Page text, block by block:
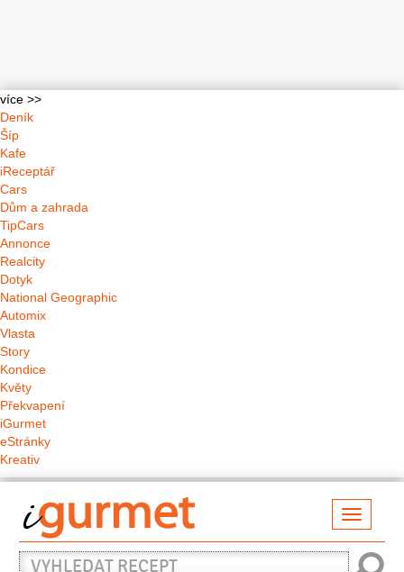
více >>
Deník
Šíp
Kafe
iReceptář
Cars
Dům a zahrada
TipCars
Annonce
Realcity
Dotyk
National Geographic
Automix
Vlasta
Story
Kondice
Květy
Překvapení
iGurmet
eStránky
Kreativ
Vyhledat